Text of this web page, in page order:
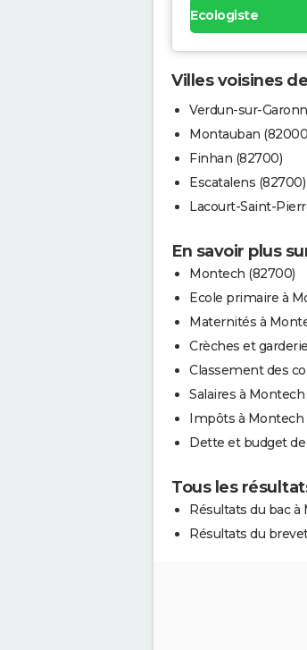
Ecologiste
Villes voisines
Verdun-sur-
Montauban
Finhan (82700)
Escatalens (82700)
Lacourt-Saint-
En savoir plus
Montech (82700)
Ecole primaire à
Maternités à
Crèches et
Classement des
Salaires à Montech
Impôts à Montech
Dette et budget
Tous les
Résultats du bac à
Résultats du